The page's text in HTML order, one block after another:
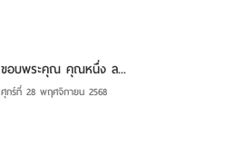
ขอบพระคุณ คุณหนึ่ง ล...
ศุกร์ที่ 28 พฤศจิกายน 2568